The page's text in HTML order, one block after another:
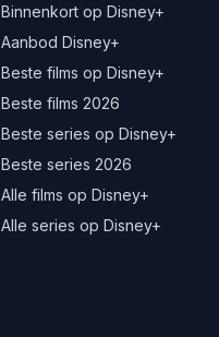
Binnenkort op Disney+
Aanbod Disney+
Beste films op Disney+
Beste films 2026
Beste series op Disney+
Beste series 2026
Alle films op Disney+
Alle series op Disney+